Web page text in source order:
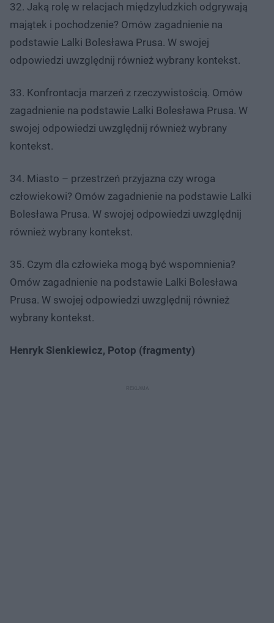
32. Jaką rolę w relacjach międzyludzkich odgrywają
majątek i pochodzenie? Omów zagadnienie na
podstawie Lalki Bolesława Prusa. W swojej
odpowiedzi uwzględnij również wybrany kontekst.
33. Konfrontacja marzeń z rzeczywistością. Omów
zagadnienie na podstawie Lalki Bolesława Prusa. W
swojej odpowiedzi uwzględnij również wybrany
kontekst.
34. Miasto – przestrzeń przyjazna czy wroga
człowiekowi? Omów zagadnienie na podstawie Lalki
Bolesława Prusa. W swojej odpowiedzi uwzględnij
również wybrany kontekst.
35. Czym dla człowieka mogą być wspomnienia?
Omów zagadnienie na podstawie Lalki Bolesława
Prusa. W swojej odpowiedzi uwzględnij również
wybrany kontekst.
Henryk Sienkiewicz, Potop (fragmenty)